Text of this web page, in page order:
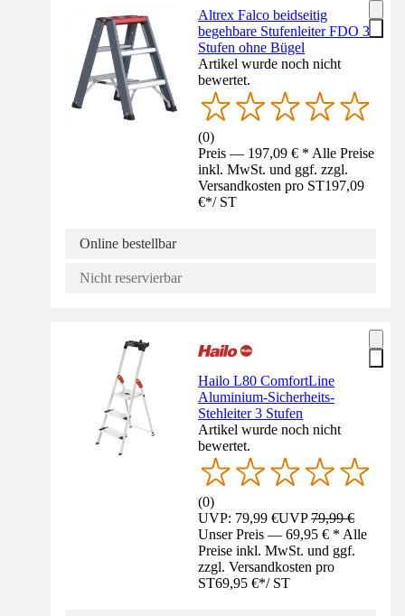
Altrex Falco beidseitig
begehbare Stufenleiter FDO 3
Stufen ohne Bügel
Artikel wurde noch nicht
bewertet.
(0)
Preis — 197,09 € * Alle Preise
inkl. MwSt. und ggf. zzgl.
Versandkosten pro ST197,09
€*/ ST
Online bestellbar
Nicht reservierbar
Hailo L80 ComfortLine
Aluminium-Sicherheits-
Stehleiter 3 Stufen
Artikel wurde noch nicht
bewertet.
(0)
UVP: 79,99 €UVP79,99 €
Unser Preis — 69,95 € * Alle
Preise inkl. MwSt. und ggf.
zzgl. Versandkosten pro
ST69,95 €*/ ST